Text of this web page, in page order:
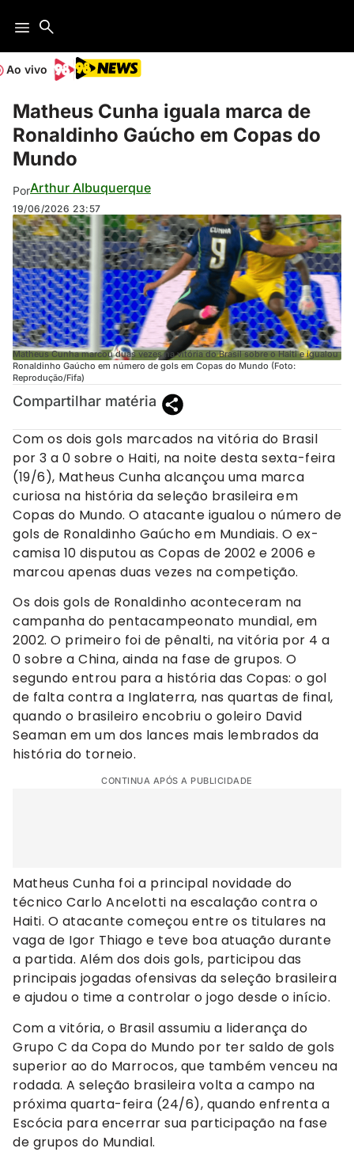
Ao vivo
Matheus Cunha iguala marca de
Ronaldinho Gaúcho em Copas do
Mundo
PorArthur Albuquerque
19/06/2026 23:57
Matheus Cunha marcou duas vezes na vitória do Brasil sobre o Haiti e igualou
Ronaldinho Gaúcho em número de gols em Copas do Mundo (Foto:
Reprodução/Fifa)
Compartilhar matéria
Com os dois gols marcados na vitória do Brasil
por 3 a 0 sobre o Haiti, na noite desta sexta-feira
(19/6), Matheus Cunha alcançou uma marca
curiosa na história da seleção brasileira em
Copas do Mundo. O atacante igualou o número de
gols de Ronaldinho Gaúcho em Mundiais. O ex-
camisa 10 disputou as Copas de 2002 e 2006 e
marcou apenas duas vezes na competição.
Os dois gols de Ronaldinho aconteceram na
campanha do pentacampeonato mundial, em
2002. O primeiro foi de pênalti, na vitória por 4 a
0 sobre a China, ainda na fase de grupos. O
segundo entrou para a história das Copas: o gol
de falta contra a Inglaterra, nas quartas de final,
quando o brasileiro encobriu o goleiro David
Seaman em um dos lances mais lembrados da
história do torneio.
CONTINUA APÓS A PUBLICIDADE
Matheus Cunha foi a principal novidade do
técnico Carlo Ancelotti na escalação contra o
Haiti. O atacante começou entre os titulares na
vaga de Igor Thiago e teve boa atuação durante
a partida. Além dos dois gols, participou das
principais jogadas ofensivas da seleção brasileira
e ajudou o time a controlar o jogo desde o início.
Com a vitória, o Brasil assumiu a liderança do
Grupo C da Copa do Mundo por ter saldo de gols
superior ao do Marrocos, que também venceu na
rodada. A seleção brasileira volta a campo na
próxima quarta-feira (24/6), quando enfrenta a
Escócia para encerrar sua participação na fase
de grupos do Mundial.